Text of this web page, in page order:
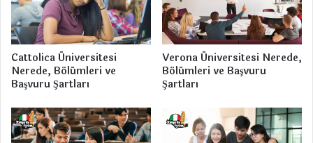
u
l
l
a
r
ı
l
e
k
r
o
i
k
M
Cattolica Üniversitesi
Nerede, Bölümleri ve
Başvuru Şartları
Verona Üniversitesi Nerede,
Bölümleri ve Başvuru
Şartları